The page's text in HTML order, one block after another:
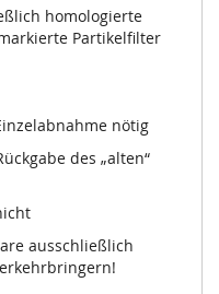
homologierte
Partikelfilter
nötig
des „alten“
ausschließlich